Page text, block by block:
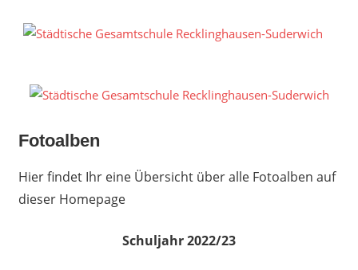
Inhalt
Fotoalben
Hier findet Ihr eine Übersicht über alle Fotoalben auf
dieser Homepage
Schuljahr 2022/23